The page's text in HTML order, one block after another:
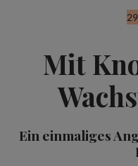
Mit
Ein einmaliges